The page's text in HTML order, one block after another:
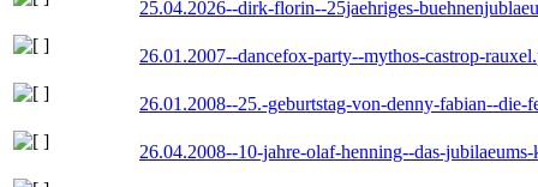
25.04.2026--dirk-florin--25jaehriges-
26.01.2007--dancefox-party--mythos-castrop-
26.01.2008--25.-geburtstag-von-denny-fabian--die-
26.04.2008--10-jahre-olaf-henning--das-